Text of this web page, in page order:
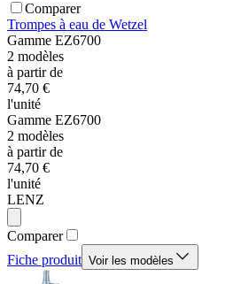
Comparer
Trompes à eau de Wetzel
Gamme EZ6700
2 modèles
à partir de
74,70 €
l'unité
Gamme EZ6700
2 modèles
à partir de
74,70 €
l'unité
LENZ
Comparer
Fiche produit Voir les modèles